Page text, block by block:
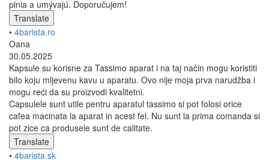
plnia a umývajú. Doporučujem!
Translate
• 4barista.ro
Oana
30.05.2025
Kapsule su korisne za Tassimo aparat i na taj način mogu koristiti
bilo koju mljevenu kavu u aparatu. Ovo nije moja prva narudžba i
mogu reći da su proizvodi kvalitetni.
Capsulele sunt utile pentru aparatul tassimo si pot folosi orice
cafea macinata la aparat in acest fel. Nu sunt la prima comanda si
pot zice ca produsele sunt de calitate.
Translate
• 4barista.sk